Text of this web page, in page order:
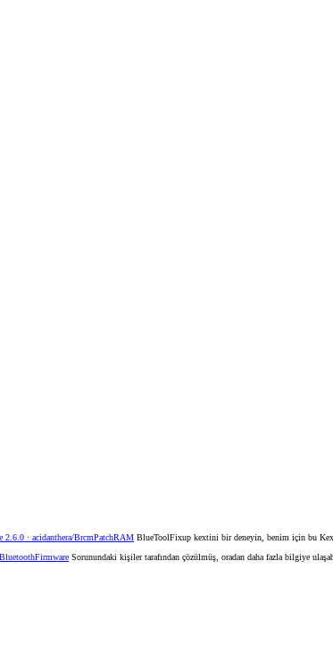
2.6.0 · acidanthera/BrcmPatchRAM BlueToolFixup kextini bir deneyin, benim için bu
Sorunundaki kişiler tarafından çözülmüş, oradan daha fazla bilgiye